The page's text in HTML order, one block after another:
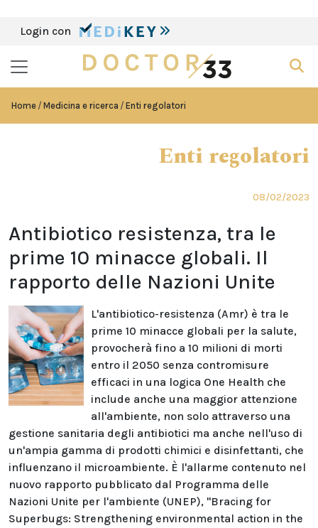
Login con
Home Medicina e ricerca Enti regolatori
Enti regolatori
08/02/2023
Antibiotico resistenza, tra le
prime 10 minacce globali. Il
rapporto delle Nazioni Unite
L'antibiotico-resistenza (Amr) è tra le
prime 10 minacce globali per la salute,
provocherà fino a 10 milioni di morti
entro il 2050 senza contromisure
efficaci in una logica One Health che
include anche una maggior attenzione
all'ambiente, non solo attraverso una
gestione sanitaria degli antibiotici ma anche nell'uso di
un'ampia gamma di prodotti chimici e disinfettanti, che
influenzano il microambiente. È l'allarme contenuto nel
nuovo rapporto pubblicato dal Programma delle
Nazioni Unite per l'ambiente (UNEP), "Bracing for
Superbugs: Strengthening environmental action in the